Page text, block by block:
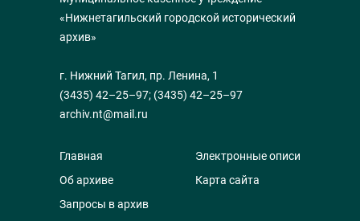
«Нижнетагильский городской исторический
архив»
г. Нижний Тагил, пр. Ленина, 1
(3435) 42–25–97; (3435) 42–25–97
archiv.nt@mail.ru
Главная
Об архиве
Запросы в архив
Электронные описи
Карта сайта